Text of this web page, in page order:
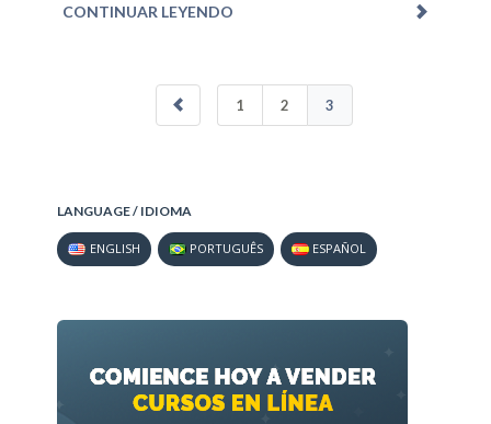
CONTINUAR LEYENDO
1 2 3
LANGUAGE / IDIOMA
ENGLISH PORTUGUÊS ESPAÑOL